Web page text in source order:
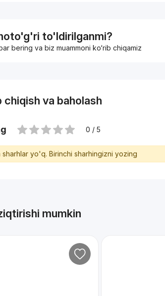
to'ldirilganmi?
bering va biz muammoni ko‘rib chiqamiz
chiqish va baholash
0 / 5
sharhlar yo'q. Birinchi sharhingizni yozing
mumkin